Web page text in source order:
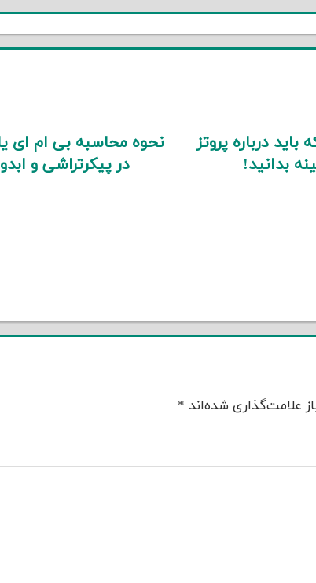
باید درباره پروتز
بدانید!
در پیکرتراشی و ابدو
علامت‌گذاری شده‌اند *